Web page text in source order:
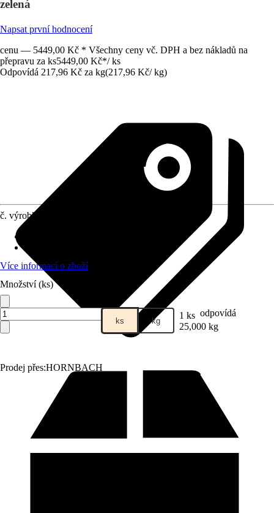
zelená
Napsat první hodnocení
cenu — 5449,00 Kč * Všechny ceny vč. DPH a bez nákladů na
přepravu za ks5449,00 Kč*/ ks
Odpovídá 217,96 Kč za kg(217,96 Kč/ kg)
Prodej přes:HORNBACH
č. výrobku
Více informací o zboží
Množství (ks)
ks kg 1 ks odpovídá
25,000 kg